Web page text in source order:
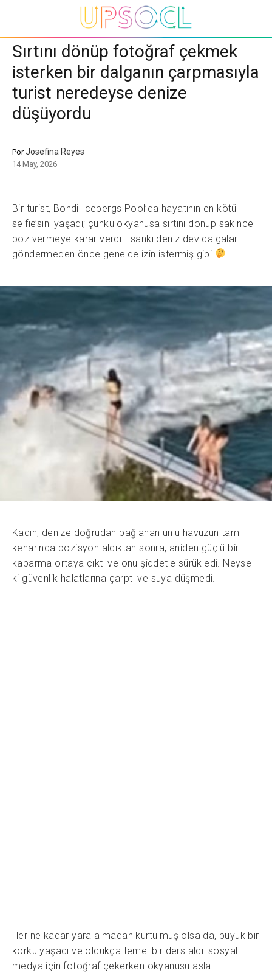
Sırtını dönüp fotoğraf çekmek
isterken bir dalganın çarpmasıyla
turist neredeyse denize
düşüyordu
PorJosefina Reyes
14 May, 2026
Bir turist, Bondi Icebergs Pool’da hayatının en kötü
selfie’sini yaşadı; çünkü okyanusa sırtını dönüp sakince
poz vermeye karar verdi… sanki deniz dev dalgalar
göndermeden önce genelde izin istermiş gibi
Kadın, denize doğrudan bağlanan ünlü havuzun tam
kenarında pozisyon aldıktan sonra, aniden güçlü bir
kabarma ortaya çıktı ve onu şiddetle sürükledi. Neyse
ki güvenlik halatlarına çarptı ve suya düşmedi.
Her ne kadar yara almadan kurtulmuş olsa da, büyük bir
korku yaşadı ve oldukça temel bir ders aldı: sosyal
medya için fotoğraf çekerken okyanusu asla